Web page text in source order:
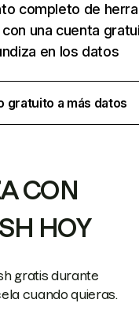
completo de
una cuenta
en los datos
gratuito a más datos
CON
HOY
gratis durante
cuando quieras.